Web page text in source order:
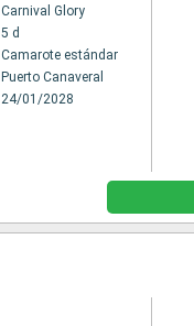
Carnival Glory
5 d
Camarote estándar
Puerto Canaveral
24/01/2028